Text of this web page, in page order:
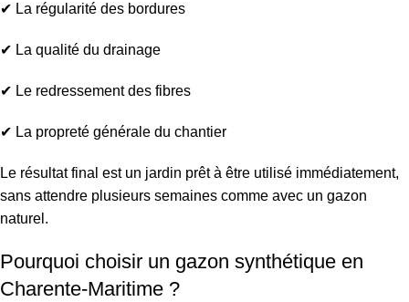
✔ La régularité des bordures
✔ La qualité du drainage
✔ Le redressement des fibres
✔ La propreté générale du chantier
Le résultat final est un jardin prêt à être utilisé immédiatement,
sans attendre plusieurs semaines comme avec un gazon
naturel.
Pourquoi choisir un gazon synthétique en
Charente-Maritime ?